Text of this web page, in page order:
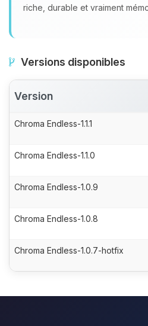
riche, durable et vraiment
Versions disponibles
Version
Chroma Endless-1.1.1
Chroma Endless-1.1.0
Chroma Endless-1.0.9
Chroma Endless-1.0.8
Chroma Endless-1.0.7-hotfix